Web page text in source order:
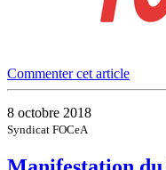
Commenter cet article
8 octobre 2018
Syndicat FOCeA